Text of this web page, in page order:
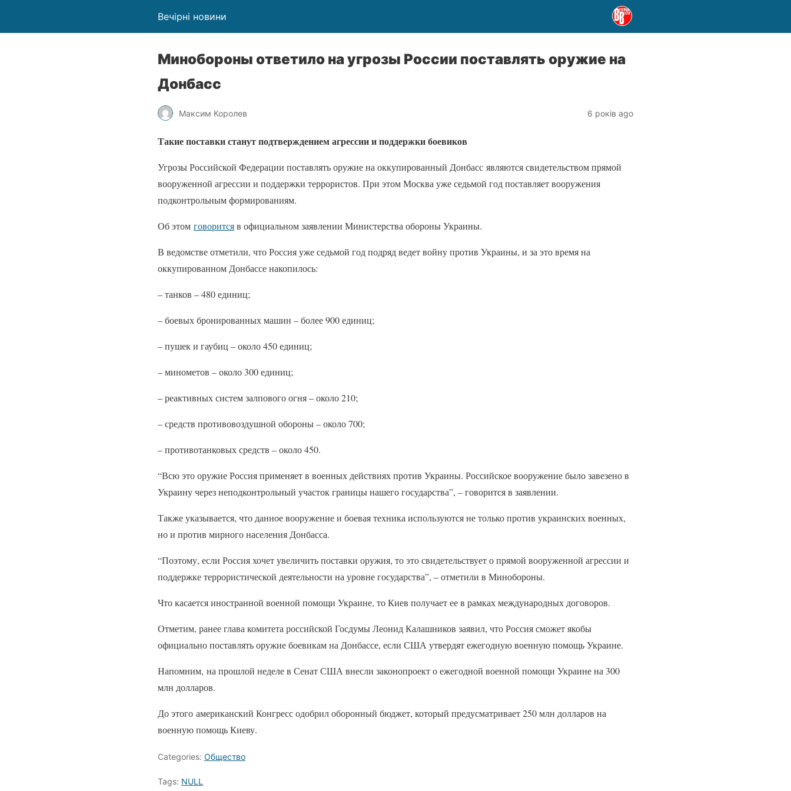
Вечірні новини
Минобороны ответило на угрозы России поставлять оружие на
Донбасс
Максим Королев 6 років ago
Такие поставки станут подтверждением агрессии и поддержки боевиков
Угрозы Российской Федерации поставлять оружие на оккупированный Донбасс являются свидетельством прямой
вооруженной агрессии и поддержки террористов. При этом Москва уже седьмой год поставляет вооружения
подконтрольным формированиям.
Об этом говоритсяв официальном заявлении Министерства обороны Украины.
В ведомстве отметили, что Россия уже седьмой год подряд ведет войну против Украины, и за это время на
оккупированном Донбассе накопилось:
– танков – 480 единиц;
– боевых бронированных машин – более 900 единиц;
– пушек и гаубиц – около 450 единиц;
– минометов – около 300 единиц;
– реактивных систем залпового огня – около 210;
– средств противовоздушной обороны – около 700;
– противотанковых средств – около 450.
“Всю это оружие Россия применяет в военных действиях против Украины. Российское вооружение было завезено в
Украину через неподконтрольный участок границы нашего государства”, – говорится в заявлении.
Также указывается, что данное вооружение и боевая техника используются не только против украинских военных,
но и против мирного населения Донбасса.
“Поэтому, если Россия хочет увеличить поставки оружия, то это свидетельствует о прямой вооруженной агрессии и
поддержке террористической деятельности на уровне государства”, – отметили в Минобороны.
Что касается иностранной военной помощи Украине, то Киев получает ее в рамках международных договоров.
Отметим, ранее глава комитета российской Госдумы Леонид Калашников заявил, что Россия сможет якобы
официально поставлять оружие боевикам на Донбассе, если США утвердят ежегодную военную помощь Украине.
Напомним, на прошлой неделе в Сенат США внесли законопроект о ежегодной военной помощи Украине на 300
млн долларов.
До этого американский Конгресс одобрил оборонный бюджет, который предусматривает 250 млн долларов на
военную помощь Киеву.
Categories: Общество
Tags: NULL